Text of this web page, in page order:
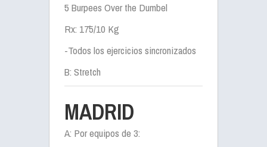
5 Burpees Over the Dumbel
Rx: 17´5/10 Kg
-Todos los ejercicios sincronizados
B: Stretch
MADRID
A: Por equipos de 3: